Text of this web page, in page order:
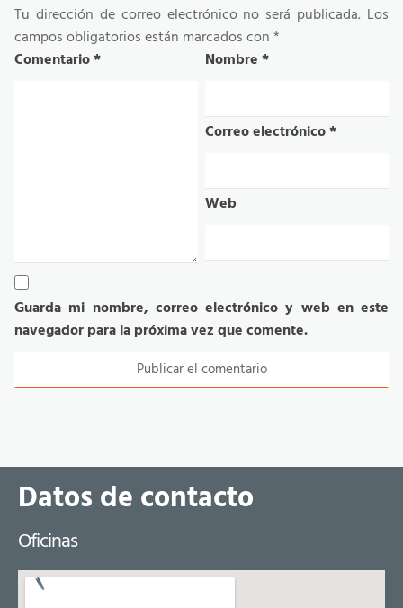
Tu dirección de correo electrónico no será publicada. Los
campos obligatorios están marcados con*
Comentario* Nombre*
Correo electrónico*
Web
Guarda mi nombre, correo electrónico y web en este
navegador para la próxima vez que comente.
Datos de contacto
Oficinas